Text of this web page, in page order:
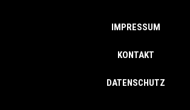
IMPRESSUM
KONTAKT
DATENSCHUTZ